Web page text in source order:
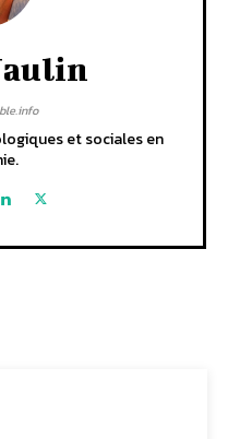
et sociales en